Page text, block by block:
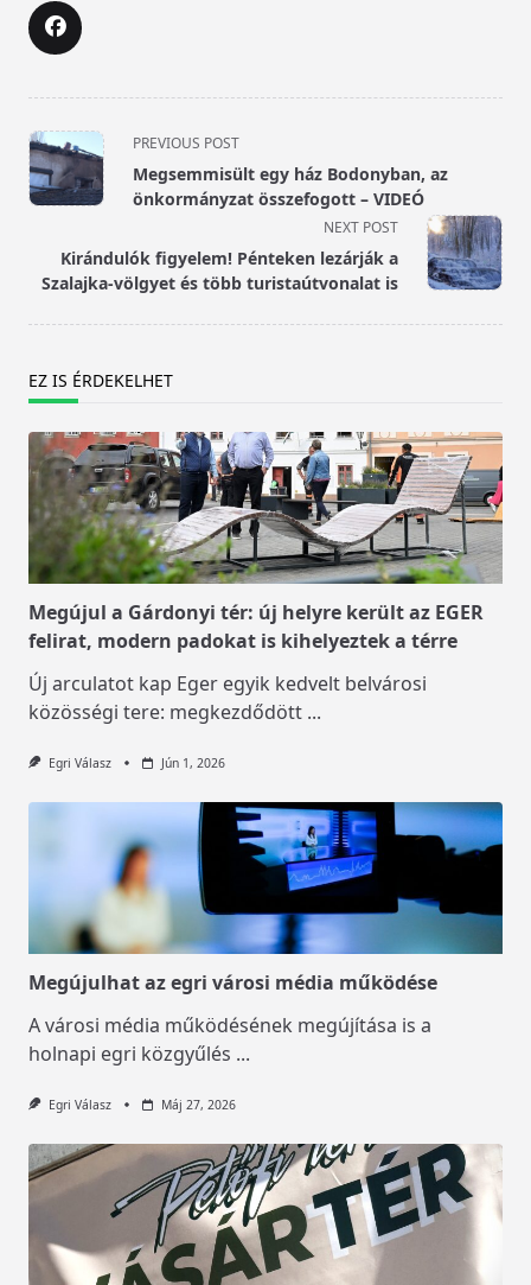
<span
class="nav-
subtitle
reader-
text">Page</span>
PREVIOUS POST
Megsemmisült egy ház Bodonyban, az
önkormányzat összefogott – VIDEÓ
NEXT POST
Kirándulók figyelem! Pénteken lezárják a
Szalajka-völgyet és több turistaútvonalat is
EZ IS ÉRDEKELHET
Megújul a Gárdonyi tér: új helyre került az EGER
felirat, modern padokat is kihelyeztek a térre
Új arculatot kap Eger egyik kedvelt belvárosi
közösségi tere: megkezdődött ...
Egri Válasz Jún 1, 2026
Megújulhat az egri városi média működése
A városi média működésének megújítása is a
holnapi egri közgyűlés ...
Egri Válasz Máj 27, 2026